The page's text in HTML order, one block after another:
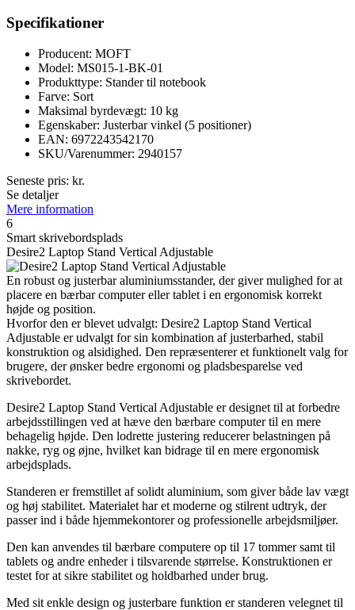
Specifikationer
Producent: MOFT
Model: MS015-1-BK-01
Produkttype: Stander til notebook
Farve: Sort
Maksimal byrdevægt: 10 kg
Egenskaber: Justerbar vinkel (5 positioner)
EAN: 6972243542170
SKU/Varenummer: 2940157
Seneste pris: kr.
Se detaljer
Mere information
6
Smart skrivebordsplads
Desire2 Laptop Stand Vertical Adjustable
En robust og justerbar aluminiumsstander, der giver mulighed for at
placere en bærbar computer eller tablet i en ergonomisk korrekt
højde og position.
Hvorfor den er blevet udvalgt: Desire2 Laptop Stand Vertical
Adjustable er udvalgt for sin kombination af justerbarhed, stabil
konstruktion og alsidighed. Den repræsenterer et funktionelt valg for
brugere, der ønsker bedre ergonomi og pladsbesparelse ved
skrivebordet.
Desire2 Laptop Stand Vertical Adjustable er designet til at forbedre
arbejdsstillingen ved at hæve den bærbare computer til en mere
behagelig højde. Den lodrette justering reducerer belastningen på
nakke, ryg og øjne, hvilket kan bidrage til en mere ergonomisk
arbejdsplads.
Standeren er fremstillet af solidt aluminium, som giver både lav vægt
og høj stabilitet. Materialet har et moderne og stilrent udtryk, der
passer ind i både hjemmekontorer og professionelle arbejdsmiljøer.
Den kan anvendes til bærbare computere op til 17 tommer samt til
tablets og andre enheder i tilsvarende størrelse. Konstruktionen er
testet for at sikre stabilitet og holdbarhed under brug.
Med sit enkle design og justerbare funktion er standeren velegnet til